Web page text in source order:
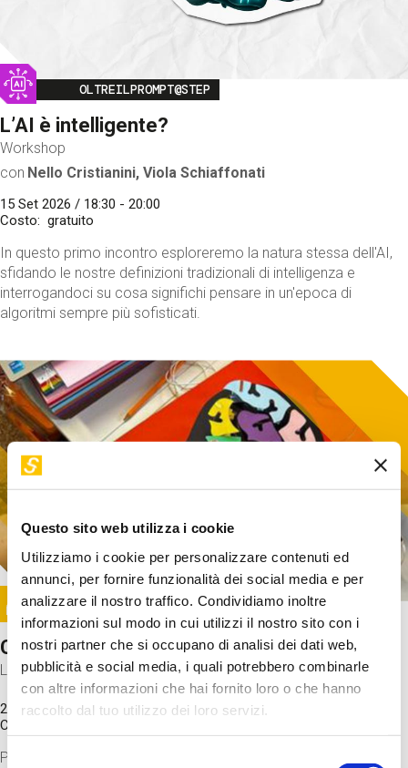
Questo sito web utilizza i cookie
Utilizziamo i cookie per personalizzare contenuti ed
annunci, per fornire funzionalità dei social media e per
analizzare il nostro traffico. Condividiamo inoltre
informazioni sul modo in cui utilizzi il nostro sito con i
nostri partner che si occupano di analisi dei dati web,
pubblicità e social media, i quali potrebbero combinarle
con altre informazioni che hai fornito loro o che hanno
raccolto dal tuo utilizzo dei loro servizi.
Selezione
Image
OLTREILPROMPT@STEP
L’AI è intelligente?
Workshop
con Nello Cristianini, Viola Schiaffonati
15 Set 2026 / 18:30 - 20:00
Costo
gratuito
In questo primo incontro esploreremo la natura stessa dell'AI,
sfidando le nostre definizioni tradizionali di intelligenza e
interrogandoci su cosa significhi pensare in un'epoca di
algoritmi sempre più sofisticati.
Image
SUNDAY@STEP
Come funziona il cervello?
Laboratorio
20 Set 2026 / 11:15 - 13:00
Costo
Proveremo a costruire un cervello in cartoncino cercando di